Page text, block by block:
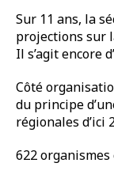
Sur 11 ans, la
projections sur
Il s’agit encore
Côté
du principe
régionales d’ici
622